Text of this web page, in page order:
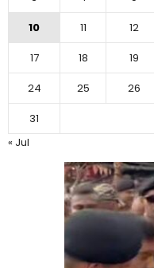
10
11 12
17
18 19
24
25 26
31
« Jul